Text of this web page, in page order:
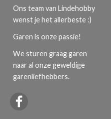
Ons team van Lindehobby
wenst je het allerbeste :)
Garen is onze passie!
We sturen graag garen
naar al onze geweldige
garenliefhebbers.